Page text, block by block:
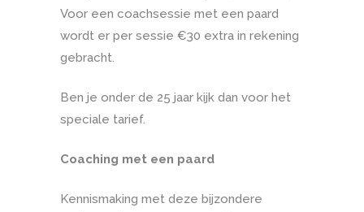
Voor een coachsessie met een paard
wordt er per sessie €30 extra in rekening
gebracht.
Ben je onder de 25 jaar kijk dan voor het
speciale tarief.
Coaching met een paard
Kennismaking met deze bijzondere